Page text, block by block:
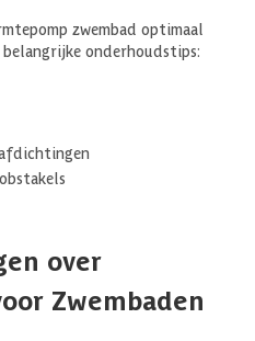
zwembad optimaal
onderhoudstips:
over
Zwembaden